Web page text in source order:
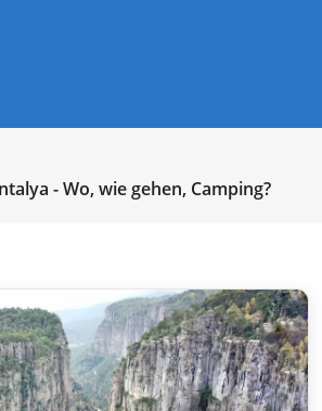
- Wo, wie gehen, Camping?